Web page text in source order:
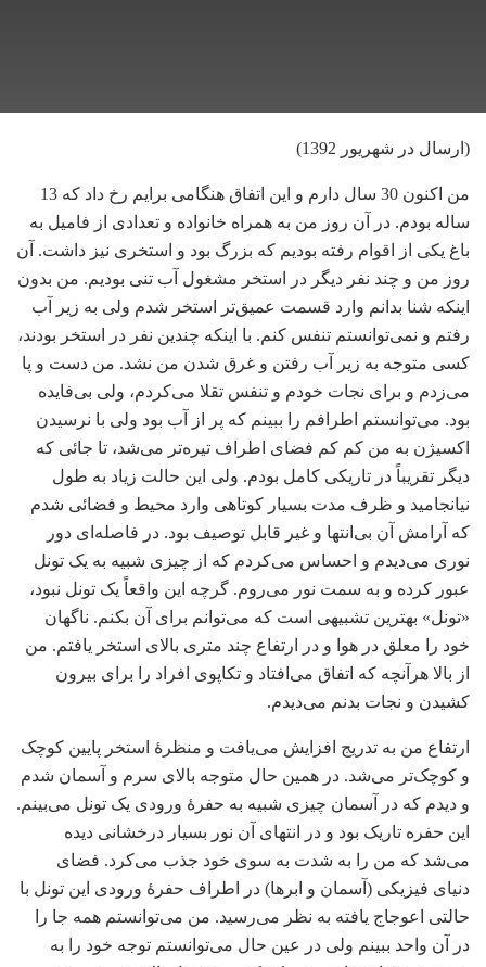
(ارسال در شهریور 1392)
من اکنون 30 سال دارم و این اتفاق هنگامی برایم رخ داد که 13
ساله بودم. در آن روز من به همراه خانواده و تعدادی از فامیل به
باغ یکی از اقوام رفته بودیم که بزرگ بود و استخری نیز داشت. آن
روز من و چند نفر دیگر در استخر مشغول آب تنی بودیم. من بدون
اینکه شنا بدانم وارد قسمت عمیق‌تر استخر شدم ولی به زیر آب
رفتم و نمی‌توانستم تنفس کنم. با اینکه چندین نفر در استخر بودند،
کسی متوجه به زیر آب رفتن و غرق شدن من نشد. من دست و پا
می‌زدم و برای نجات خودم و تنفس تقلا می‌کردم، ولی بی‌فایده
بود. می‌توانستم اطرافم را ببینم که پر از آب بود ولی با نرسیدن
اکسیژن به من کم کم فضای اطراف تیره‌تر می‌شد، تا جائی که
دیگر تقریباً در تاریکی کامل بودم. ولی این حالت زیاد به طول
نیانجامید و ظرف مدت بسیار کوتاهی وارد محیط و فضائی شدم
که آرامش آن بی‌انتها و غیر قابل توصیف بود. در فاصله‌ای دور
نوری می‌دیدم و احساس می‌کردم که از چیزی شبیه به یک تونل
عبور کرده و به سمت نور می‌روم. گرچه این واقعاً یک تونل نبود،
«تونل» بهترین تشبیهی است که می‌توانم برای آن بکنم. ناگهان
خود را معلق در هوا و در ارتفاع چند متری بالای استخر یافتم. من
از بالا هرآنچه که اتفاق می‌افتاد و تکاپوی افراد را برای بیرون
کشیدن و نجات بدنم می‌دیدم.
ارتفاع من به تدریج افزایش می‌یافت و منظرۀ استخر پایین کوچک
و کوچک‌تر می‌شد. در همین حال متوجه بالای سرم و آسمان شدم
و دیدم که در آسمان چیزی شبیه به حفرۀ ورودی یک تونل می‌بینم.
این حفره تاریک بود و در انتهای آن نور بسیار درخشانی دیده
می‌شد که من را به شدت به سوی خود جذب می‌کرد. فضای
دنیای فیزیکی (آسمان و ابرها) در اطراف حفرۀ ورودی این تونل با
حالتی اعوجاج یافته به نظر می‌رسید. من می‌توانستم همه جا را
در آن واحد ببینم ولی در عین حال می‌توانستم توجه خود را به